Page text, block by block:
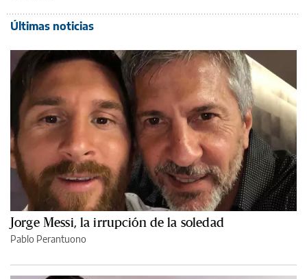
Últimas noticias
Jorge Messi, la irrupción de la soledad
Pablo Perantuono